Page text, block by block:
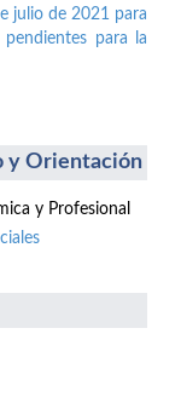
julio de 2021 para
para la
y Orientación
y Profesional